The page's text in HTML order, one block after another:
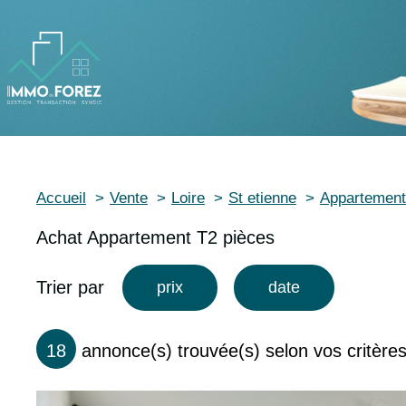
Accueil Vente Loire St etienne Appartement
Achat Appartement T2 pièces
Trier par prix date
18 annonce(s) trouvée(s) selon vos critères